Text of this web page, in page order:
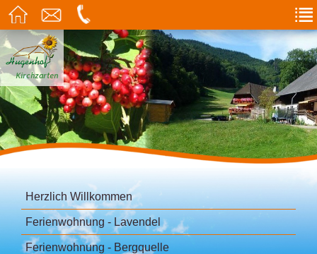
Kirchzarten
Herzlich Willkommen
Ferienwohnung - Lavendel
Ferienwohnung - Bergquelle